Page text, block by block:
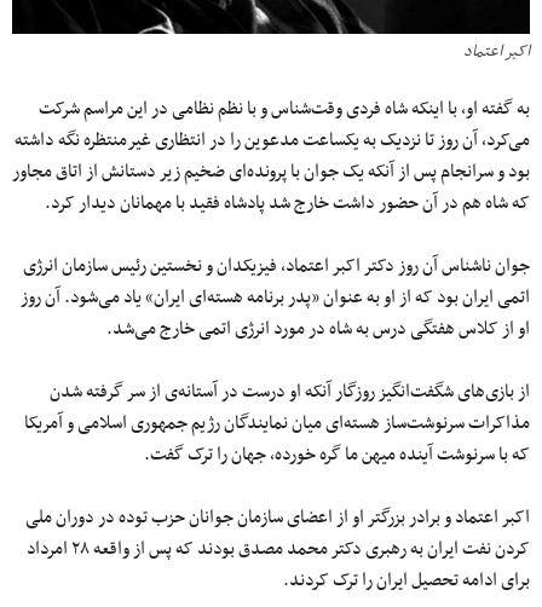
اکبر اعتماد
به گفته او، با اینکه شاه فردی وقت‌شناس و با نظم نظامی در این مراسم شرکت
می‌کرد، آن روز تا نزدیک به یکساعت مدعوین را در انتظاری غیرمنتظره نگه داشته
بود و سرانجام پس از آنکه یک جوان با پرونده‌ای ضخیم زیر دستانش از اتاق مجاور
که شاه هم در آن حضور داشت خارج شد پادشاه فقید با مهمانان دیدار کرد.
جوان ناشناس آن روز دکتر اکبر اعتماد، فیزیکدان و نخستین رئیس سازمان انرژی
اتمی ایران بود که از او به عنوان «پدر برنامه هسته‌ای ایران» یاد می‌شود. آن روز
او از کلاس هفتگی درس به شاه در مورد انرژی اتمی خارج می‌شد.
از بازی‌های شگفت‌انگیز روزگار آنکه او درست در آستانه‌ی از سر گرفته شدن
مذاکرات سرنوشت‌ساز هسته‌ای میان نمایندگان رژیم جمهوری اسلامی و آمریکا
که با سرنوشت آینده میهن ما گره خورده، جهان را ترک گفت.
اکبر اعتماد و برادر بزرگتر او از اعضای سازمان جوانان حزب توده در دوران ملی
کردن نفت ایران به رهبری دکتر محمد مصدق بودند که پس از واقعه ۲۸ امرداد
برای ادامه تحصیل ایران را ترک کردند.